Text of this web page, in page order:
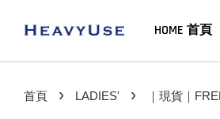
HOME 首頁
首頁 › LADIES' › ｜現貨｜